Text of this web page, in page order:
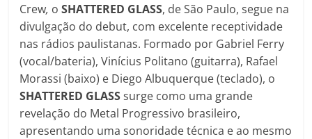
Crew, oSHATTERED GLASS, de São Paulo, segue na
divulgação do debut, com excelente receptividade
nas rádios paulistanas. Formado por Gabriel Ferry
(vocal/bateria), Vinícius Politano (guitarra), Rafael
Morassi (baixo) e Diego Albuquerque (teclado), o
SHATTERED GLASSsurge como uma grande
revelação do Metal Progressivo brasileiro,
apresentando uma sonoridade técnica e ao mesmo